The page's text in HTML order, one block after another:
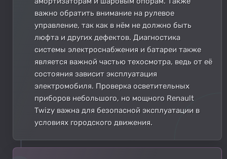
важно обратить внимание на рулевое
управление, так как в нём не должно быть
люфта и других дефектов. Диагностика
системы электроснабжения и батареи также
является важной частью техосмотра, ведь от её
состояния зависит эксплуатация
электромобиля. Проверка осветительных
приборов небольшого, но мощного Renault
Twizy важна для безопасной эксплуатации в
условиях городского движения.